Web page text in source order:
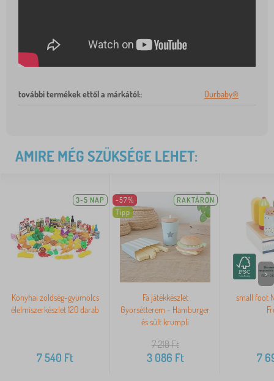
további termékek ettől a márkától:: Ourbaby®
AMIRE MÉG SZÜKSÉGE LEHET:
3-5 NAP
Konyhai zöldség-gyümölcs
élelmiszerkészlet 120 darab
7 540 Ft
-57%
Tipp
RAKTÁRON
Fa játékkészlet
Gyorsétterem - Hamburger
és sült krumpli
7 218Ft
3 086 Ft
small foot
7
>